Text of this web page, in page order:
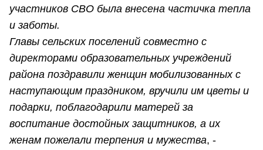
участников СВО была внесена частичка тепла
и заботы.
Главы сельских поселений совместно с
директорами образовательных учреждений
района поздравили женщин мобилизованных с
наступающим праздником, вручили им цветы и
подарки, поблагодарили матерей за
воспитание достойных защитников, а их
женам пожелали терпения и мужества, -